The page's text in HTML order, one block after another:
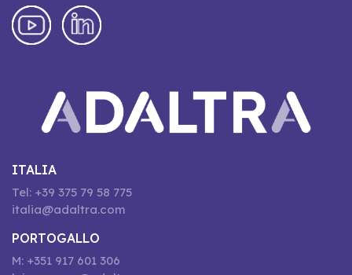
ITALIA
Tel: +39 375 79 58 775
italia@adaltra.com
PORTOGALLO
M: +351 917 601 306